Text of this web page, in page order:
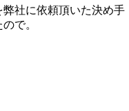
社に依頼頂いた決め手
で。